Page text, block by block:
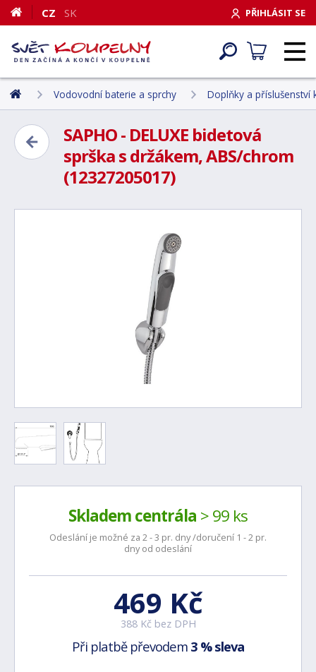
PŘIHLÁSIT SE
CZ SK
Vodovodní baterie a sprchy Doplňky a příslušenství
SAPHO - DELUXE bidetová
sprška s držákem, ABS/chrom
(12327205017)
Skladem centrála > 99 ks
Odeslání je možné za 2 - 3 pr. dny /doručení 1 - 2 pr.
dny od odeslání
469 Kč
388 Kč bez DPH
Při platbě převodem 3 % sleva